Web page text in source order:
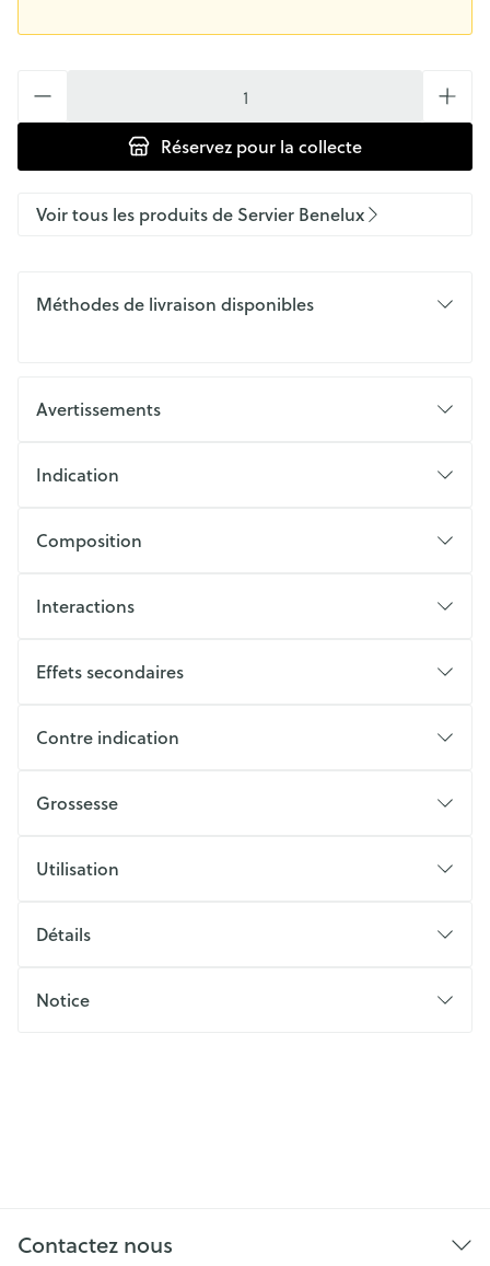
Réservez pour la collecte
Voir tous les produits de Servier Benelux
Méthodes de livraison disponibles
Avertissements
Indication
Composition
Interactions
Effets secondaires
Contre indication
Grossesse
Utilisation
Détails
Notice
Contactez nous